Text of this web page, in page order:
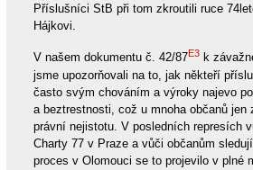
Příslušníci StB při tom zkroutili ruce
Hájkovi.
V našem dokumentu č. 42/87E3k
jsme upozorňovali na to, jak někteří
často svým chováním a výroky najevo
a beztrestnosti, což u mnoha občanů jen
právní nejistotu. V posledních represích
Charty 77 v Praze a vůči občanům
proces v Olomouci se to projevilo v plné